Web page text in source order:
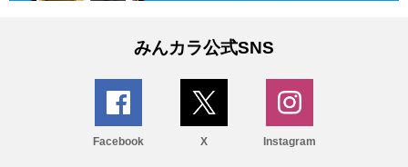
みんカラ公式SNS
Facebook X Instagram